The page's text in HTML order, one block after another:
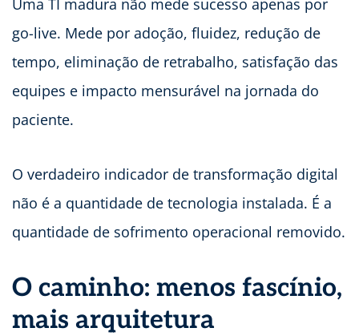
Uma TI madura não mede sucesso apenas por
go-live. Mede por adoção, fluidez, redução de
tempo, eliminação de retrabalho, satisfação das
equipes e impacto mensurável na jornada do
paciente.
O verdadeiro indicador de transformação digital
não é a quantidade de tecnologia instalada. É a
quantidade de sofrimento operacional removido.
O caminho: menos fascínio,
mais arquitetura